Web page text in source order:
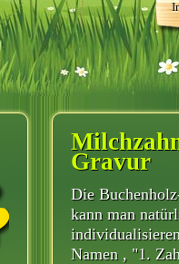
Gravur
Die
kann man
Namen , "1.